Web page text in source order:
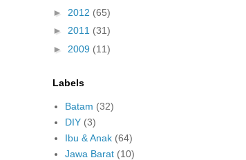
► 2012 (65)
► 2011 (31)
► 2009 (11)
Labels
Batam (32)
DIY (3)
Ibu & Anak (64)
Jawa Barat (10)